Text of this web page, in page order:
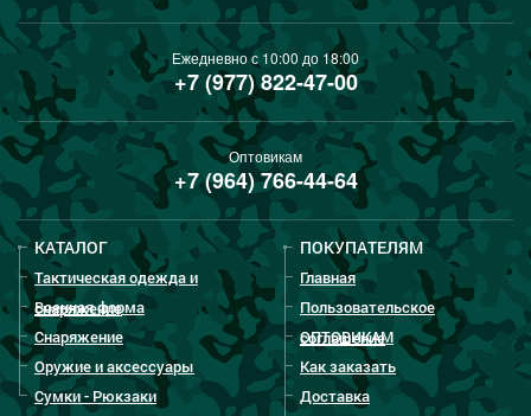
Ежедневно с 10:00 до 18:00
+7 (977) 822-47-00
Оптовикам
+7 (964) 766-44-64
КАТАЛОГ
Тактическая одежда и
снаряжение
Военная форма
Снаряжение
Оружие и аксессуары
Сумки - Рюкзаки
ПОКУПАТЕЛЯМ
Главная
Пользовательское
соглашение
ОПТОВИКАМ
Как заказать
Доставка